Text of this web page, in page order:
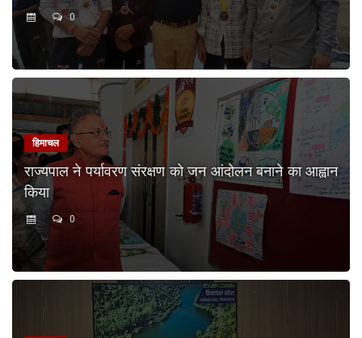
0
हिमाचल
राज्यपाल ने पर्यावरण संरक्षण को जन आंदोलन बनाने का आह्वान
किया
0